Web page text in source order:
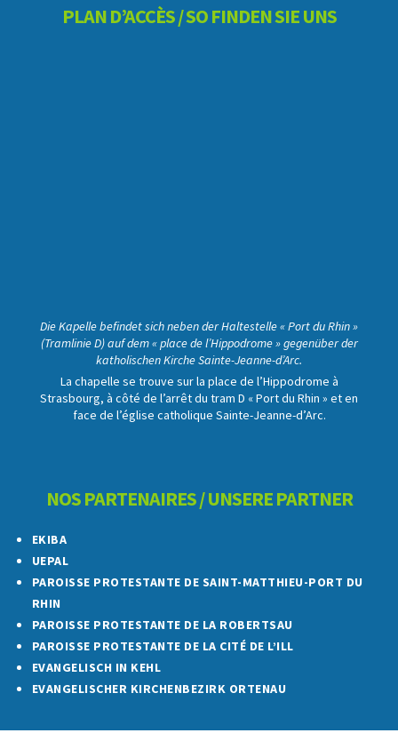
PLAN D’ACCÈS / SO FINDEN SIE UNS
Die Kapelle befindet sich neben der Haltestelle « Port du Rhin »
(Tramlinie D) auf dem « place de l’Hippodrome » gegenüber der
katholischen Kirche Sainte-Jeanne-d’Arc.
La chapelle se trouve sur la place de l’Hippodrome à
Strasbourg, à côté de l’arrêt du tram D « Port du Rhin » et en
face de l’église catholique Sainte-Jeanne-d’Arc.
NOS PARTENAIRES / UNSERE PARTNER
EKIBA
UEPAL
PAROISSE PROTESTANTE DE SAINT-MATTHIEU-PORT DU
RHIN
PAROISSE PROTESTANTE DE LA ROBERTSAU
PAROISSE PROTESTANTE DE LA CITÉ DE L’ILL
EVANGELISCH IN KEHL
EVANGELISCHER KIRCHENBEZIRK ORTENAU